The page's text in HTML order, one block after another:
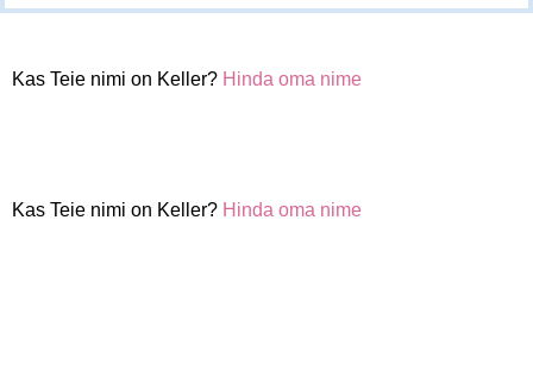
Kas Teie nimi on Keller? Hinda oma nime
Kas Teie nimi on Keller? Hinda oma nime